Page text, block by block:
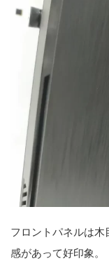
フロントパネルは
感があって好印象。